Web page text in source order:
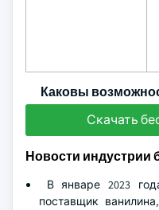
Каковы
Скачать
Новости индустрии
В январе 2023
поставщик